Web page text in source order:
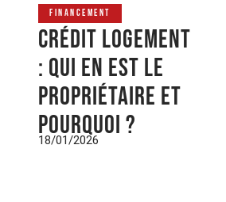
FINANCEMENT
Crédit logement
: qui en est le
propriétaire et
pourquoi ?
18/01/2026